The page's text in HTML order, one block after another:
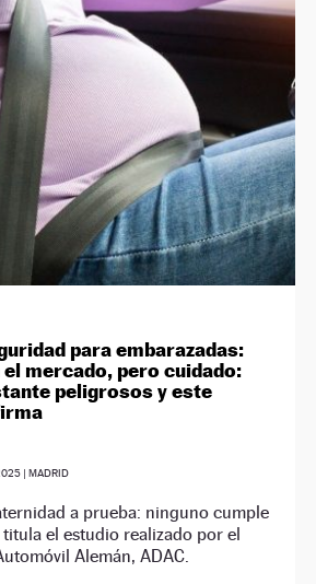
para embarazadas:
el mercado, pero cuidado:
peligrosos y este
| MADRID
a prueba: ninguno cumple
titula el estudio realizado por el
Alemán, ADAC.